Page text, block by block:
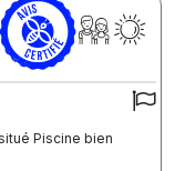
Piscine bien